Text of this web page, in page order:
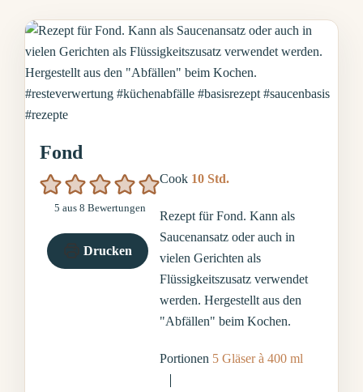
Fond
5 aus 8 Bewertungen
Drucken
Cook 10Stunden
Std.
Rezept für Fond. Kann als
Saucenansatz oder auch in
vielen Gerichten als
Flüssigkeitszusatz verwendet
werden. Hergestellt aus den
"Abfällen" beim Kochen.
Portionen 5 Gläser à 400 ml